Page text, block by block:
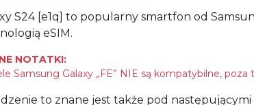
S24 [e1q] to popularny smartfon od
eSIM.
NOTATKI:
Samsung Galaxy „FE” NIE są kompatybilne,
to znane jest także pod następującymi